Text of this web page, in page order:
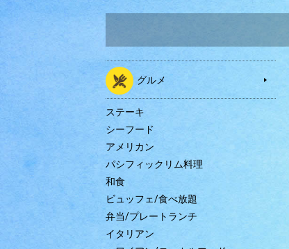
グルメ
ステーキ
シーフード
アメリカン
パシフィックリム料理
和食
ビュッフェ/食べ放題
弁当/プレートランチ
イタリアン